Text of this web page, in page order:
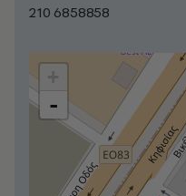
210 6858858
-